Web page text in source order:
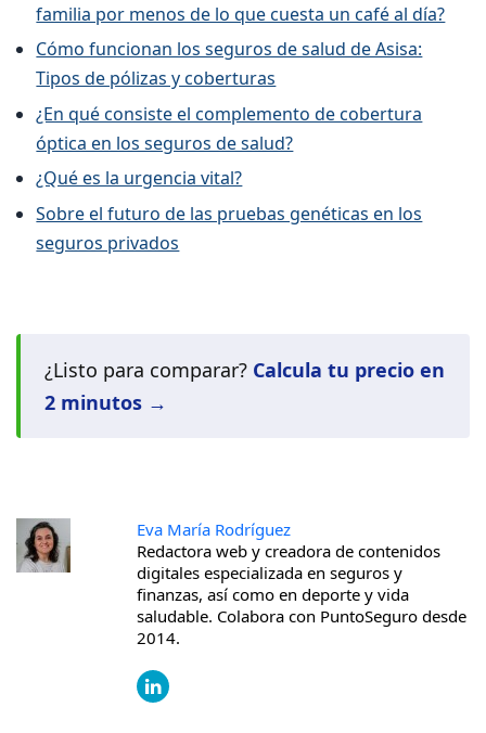
familia por menos de lo que cuesta un café al día?
Cómo funcionan los seguros de salud de Asisa:
Tipos de pólizas y coberturas
¿En qué consiste el complemento de cobertura
óptica en los seguros de salud?
¿Qué es la urgencia vital?
Sobre el futuro de las pruebas genéticas en los
seguros privados
¿Listo para comparar? Calcula tu precio en
2 minutos →
Eva María Rodríguez
Redactora web y creadora de contenidos
digitales especializada en seguros y
finanzas, así como en deporte y vida
saludable. Colabora con PuntoSeguro desde
2014.